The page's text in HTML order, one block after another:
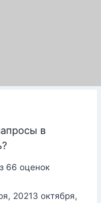
в
66 оценок
20213 октября,